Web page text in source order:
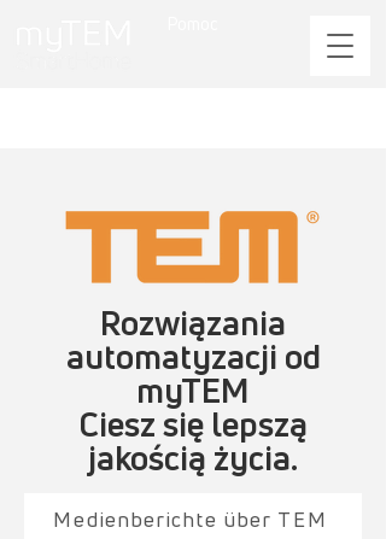
Rozwiązania
automatyzacji od
myTEM
Ciesz się lepszą
jakością życia.
Medienberichte über TEM